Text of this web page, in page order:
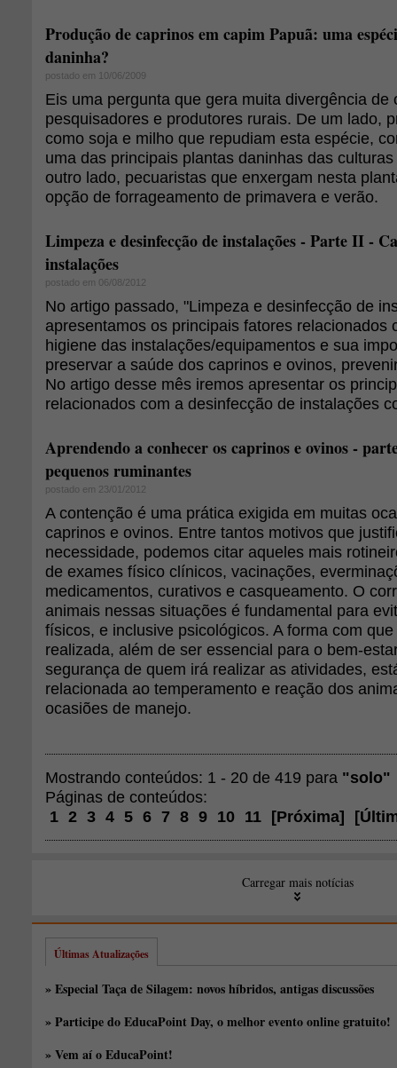
Produção de caprinos em capim Papuã: uma
daninha?
postado em 10/06/2009
Eis uma pergunta que gera muita divergência de
pesquisadores e produtores rurais. De um lado,
como soja e milho que repudiam esta espécie,
uma das principais plantas daninhas das
outro lado, pecuaristas que enxergam nesta
opção de forrageamento de primavera e verão.
Limpeza e desinfecção de instalações - Parte II -
instalações
postado em 06/08/2012
No artigo passado, "Limpeza e desinfecção de
apresentamos os principais fatores relacionados
higiene das instalações/equipamentos e sua
preservar a saúde dos caprinos e ovinos,
No artigo desse mês iremos apresentar os
relacionados com a desinfecção de instalações
Aprendendo a conhecer os caprinos e ovinos -
pequenos ruminantes
postado em 23/01/2012
A contenção é uma prática exigida em muitas
caprinos e ovinos. Entre tantos motivos que
necessidade, podemos citar aqueles mais
de exames físico clínicos, vacinações,
medicamentos, curativos e casqueamento. O
animais nessas situações é fundamental para
físicos, e inclusive psicológicos. A forma com
realizada, além de ser essencial para o bem-
segurança de quem irá realizar as atividades,
relacionada ao temperamento e reação dos
ocasiões de manejo.
Mostrando conteúdos: 1 - 20 de 419 para "solo"
Páginas de conteúdos:
1 2 3 4 5 6 7 8 9 10 11 [Próxima] [
Carregar mais notícias
Últimas Atualizações
» Especial Taça de Silagem: novos híbridos, antigas discussões
» Participe do EducaPoint Day, o melhor evento online gratuito!
» Vem aí o EducaPoint!